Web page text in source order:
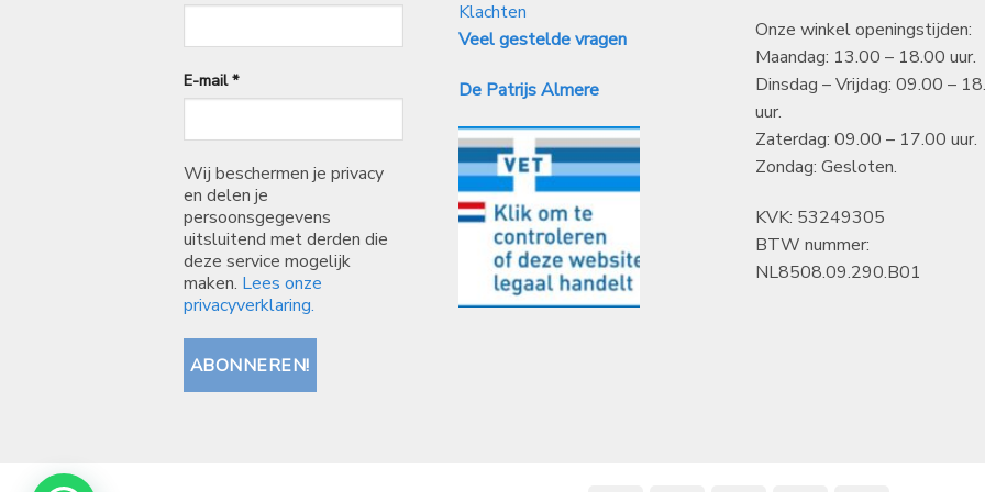
E-mail*
Wij beschermen je privacy
en delen je
persoonsgegevens
uitsluitend met derden die
deze service mogelijk
maken. Lees onze
privacyverklaring.
Klachten
Veel gestelde vragen
De Patrijs Almere
Onze winkel openingstijden:
Maandag: 13.00 – 18.00 uur.
Dinsdag – Vrijdag: 09.00 –
uur.
Zaterdag: 09.00 – 17.00 uur.
Zondag: Gesloten.
KVK: 53249305
BTW nummer:
NL8508.09.290.B01